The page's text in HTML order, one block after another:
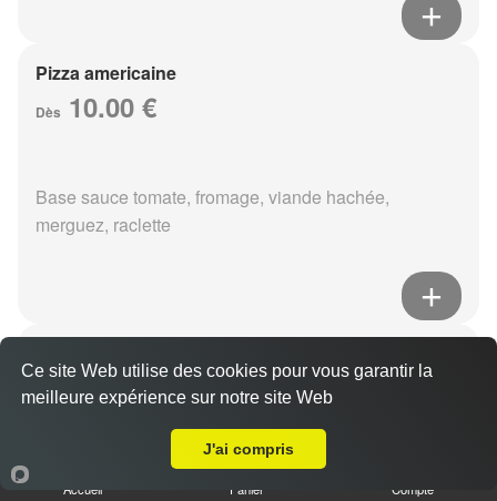
Pizza americaine
Dès 10.00 €
Base sauce tomate, fromage, viande hachée,
merguez, raclette
Dès10.00 €
Base sauce tomate, fromage, viande hachée, boursin,
Accueil Panier Compte
Ce site Web utilise des cookies pour vous garantir la
meilleure expérience sur notre site Web
J'ai compris